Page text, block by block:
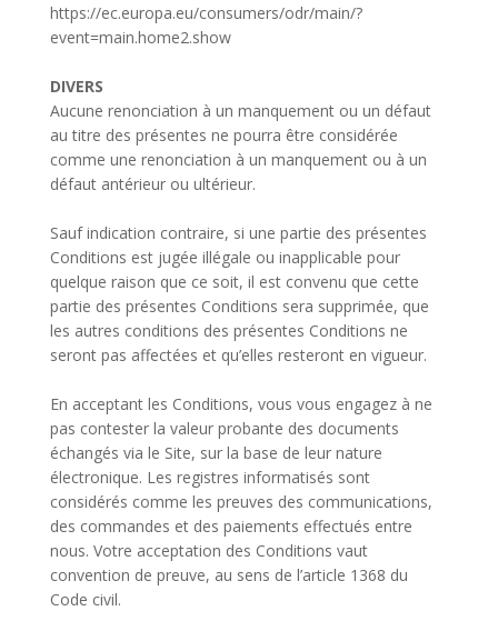
https://ec.europa.eu/consumers/odr/main/?
event=main.home2.show
DIVERS
Aucune renonciation à un manquement ou un défaut
au titre des présentes ne pourra être considérée
comme une renonciation à un manquement ou à un
défaut antérieur ou ultérieur.
Sauf indication contraire, si une partie des présentes
Conditions est jugée illégale ou inapplicable pour
quelque raison que ce soit, il est convenu que cette
partie des présentes Conditions sera supprimée, que
les autres conditions des présentes Conditions ne
seront pas affectées et qu’elles resteront en vigueur.
En acceptant les Conditions, vous vous engagez à ne
pas contester la valeur probante des documents
échangés via le Site, sur la base de leur nature
électronique. Les registres informatisés sont
considérés comme les preuves des communications,
des commandes et des paiements effectués entre
nous. Votre acceptation des Conditions vaut
convention de preuve, au sens de l’article 1368 du
Code civil.